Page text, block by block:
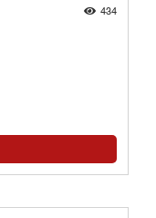
434